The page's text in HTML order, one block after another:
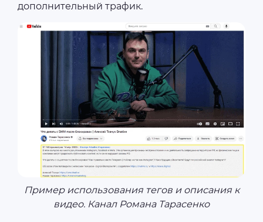
дополнительный трафик.
Пример использования тегов и описания к
видео. Канал Романа Тарасенко